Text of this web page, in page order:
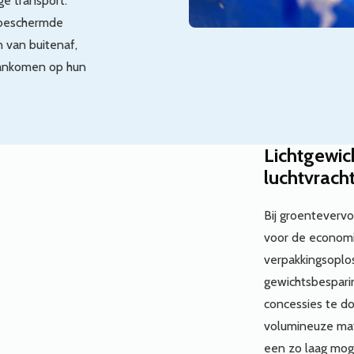
van buitenaf,
op hun
Bij
voor de
concessies te
volumineuze
een zo laag